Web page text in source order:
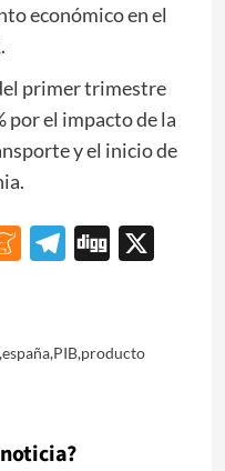
económico en el
primer trimestre
por el impacto de la
y el inicio de
Meneame
Telegram
Digg
X
españa,PIB,producto